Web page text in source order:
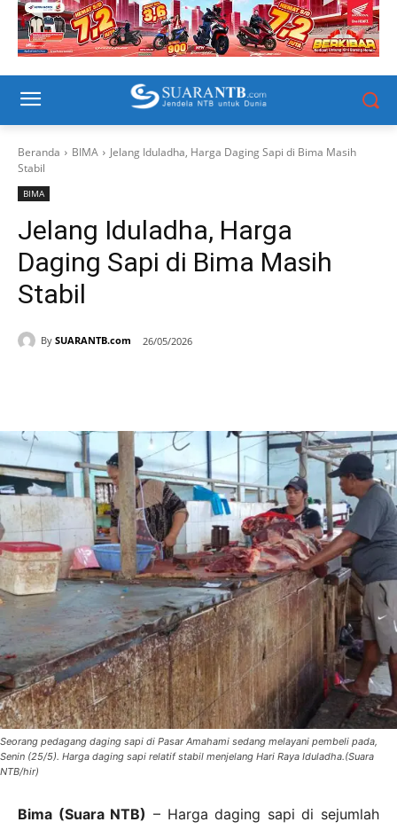
Beranda BIMA
Jelang Iduladha, Harga Daging Sapi di Bima Masih
Stabil
BIMA
Jelang Iduladha, Harga
Daging Sapi di Bima Masih
Stabil
By SUARANTB.com 26/05/2026
Seorang pedagang daging sapi di Pasar Amahami sedang melayani pembeli pada,
Senin (25/5). Harga daging sapi relatif stabil menjelang Hari Raya Iduladha.(Suara
NTB/hir)
Bima (Suara NTB) – Harga daging sapi di sejumlah